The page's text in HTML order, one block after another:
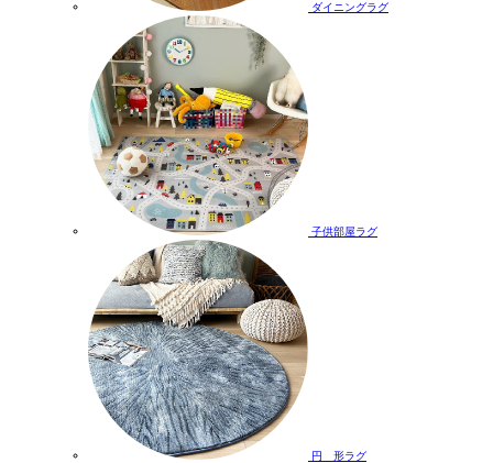
ダイニングラグ
子供部屋ラグ
円 形ラグ